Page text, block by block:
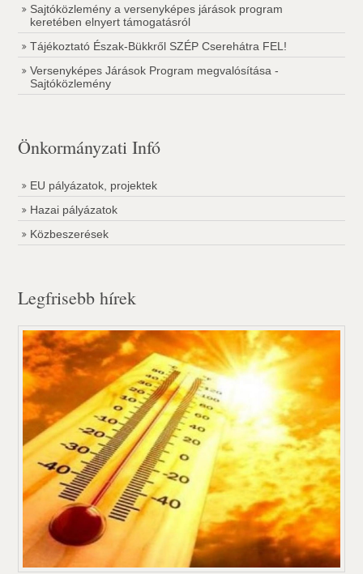
Sajtóközlemény a versenyképes járások program
keretében elnyert támogatásról
Tájékoztató Észak-Bükkről SZÉP Cserehátra FEL!
Versenyképes Járások Program megvalósítása -
Sajtóközlemény
Önkormányzati Infó
EU pályázatok, projektek
Hazai pályázatok
Közbeszerések
Legfrisebb hírek